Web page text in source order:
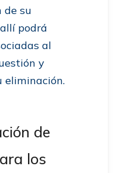
de su
podrá
al
y
eliminación.
de
los